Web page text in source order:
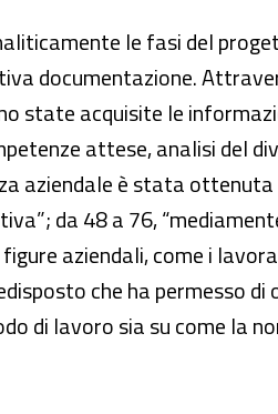
le fasi del
documentazione.
state acquisite le
attese, analisi del
aziendale è stata
da 48 a 76,
aziendali, come i
che ha permesso di
di lavoro sia su come la